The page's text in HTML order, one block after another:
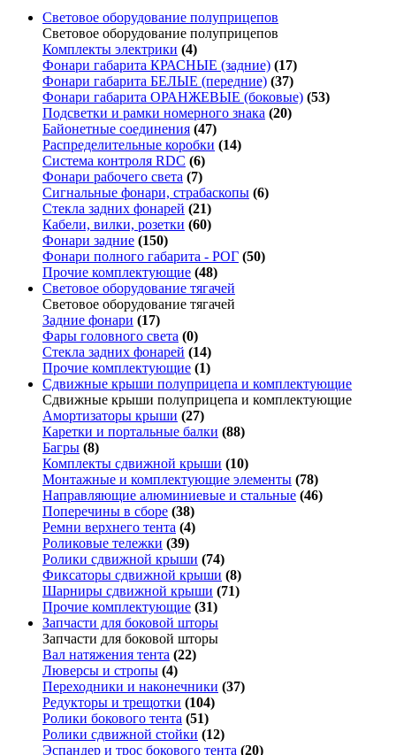
Световое оборудование полуприцепов
Световое оборудование полуприцепов
Комплекты электрики (4)
Фонари габарита КРАСНЫЕ (задние) (17)
Фонари габарита БЕЛЫЕ (передние) (37)
Фонари габарита ОРАНЖЕВЫЕ (боковые) (53)
Подсветки и рамки номерного знака (20)
Байонетные соединения (47)
Распределительные коробки (14)
Система контроля RDC (6)
Фонари рабочего света (7)
Сигнальные фонари, страбаскопы (6)
Стекла задних фонарей (21)
Кабели, вилки, розетки (60)
Фонари задние (150)
Фонари полного габарита - РОГ (50)
Прочие комплектующие (48)
Световое оборудование тягачей
Световое оборудование тягачей
Задние фонари (17)
Фары головного света (0)
Стекла задних фонарей (14)
Прочие комплектующие (1)
Сдвижные крыши полуприцепа и комплектующие
Сдвижные крыши полуприцепа и комплектующие
Амортизаторы крыши (27)
Каретки и портальные балки (88)
Багры (8)
Комплекты сдвижной крыши (10)
Монтажные и комплектующие элементы (78)
Направляющие алюминиевые и стальные (46)
Поперечины в сборе (38)
Ремни верхнего тента (4)
Роликовые тележки (39)
Ролики сдвижной крыши (74)
Фиксаторы сдвижной крыши (8)
Шарниры сдвижной крыши (71)
Прочие комплектующие (31)
Запчасти для боковой шторы
Запчасти для боковой шторы
Вал натяжения тента (22)
Люверсы и стропы (4)
Переходники и наконечники (37)
Редукторы и трещотки (104)
Ролики бокового тента (51)
Ролики сдвижной стойки (12)
Эспандер и трос бокового тента (20)